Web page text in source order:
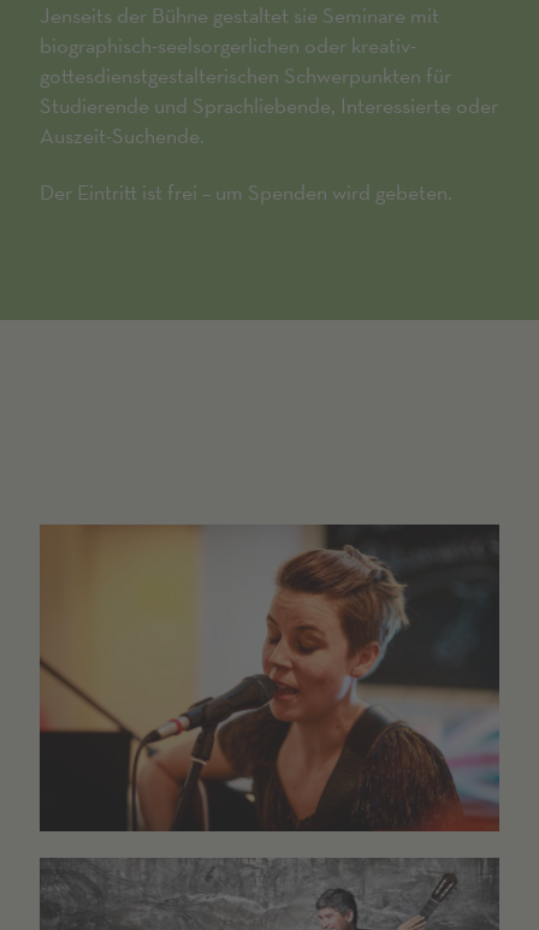
Jenseits der Bühne gestaltet sie Seminare mit
biographisch-seelsorgerlichen oder kreativ-
gottesdienstgestalterischen Schwerpunkten für
Studierende und Sprachliebende, Interessierte oder
Auszeit-Suchende.
Der Eintritt ist frei – um Spenden wird gebeten.